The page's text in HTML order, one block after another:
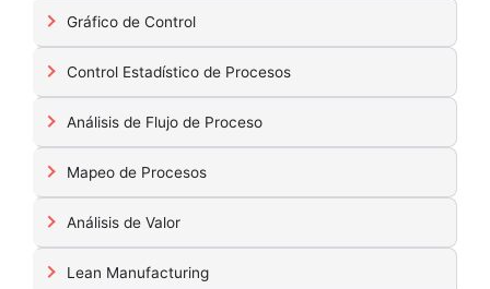
Gráfico de Control
Control Estadístico de Procesos
Análisis de Flujo de Proceso
Mapeo de Procesos
Análisis de Valor
Lean Manufacturing